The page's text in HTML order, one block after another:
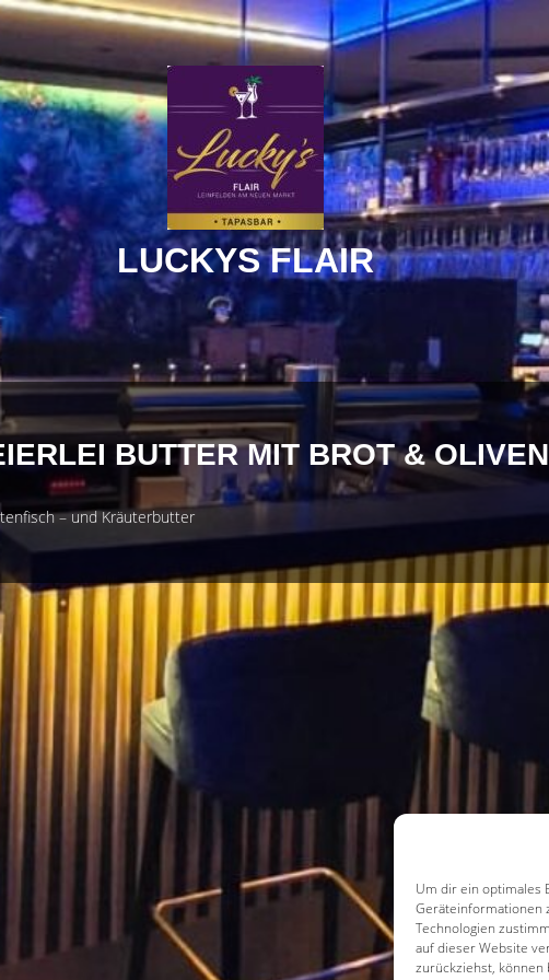
Um dir ein optimales
Geräteinformationen
Technologien
auf dieser Website
zurückziehst,
LUCKYS FLAIR
BUTTER MIT BROT & OLIVEN
– und Kräuterbutter